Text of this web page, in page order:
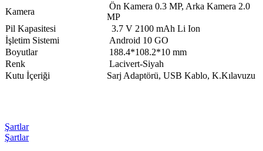
​Kamera
Ön Kamera 0.3 MP, Arka Kamera 2.0
MP​
​Pil Kapasitesi
3.7 V 2100 mAh Li Ion
​İşletim Sistemi
Android 10 GO​
​Boyutlar
188.4*108.2*10 mm
​Renk
Lacivert-Siyah​​
​Kutu İçeriği
Sarj Adaptörü, USB Kablo, K.Kılavuzu​
Şartlar
Şartlar